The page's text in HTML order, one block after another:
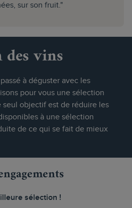
sur son fruit."
des vins
à déguster avec les
pour vous une sélection
seul objectif est de réduire les
à une sélection
de ce qui se fait de mieux
sélection !